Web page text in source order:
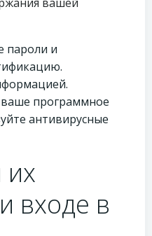
пароли и
ваше программное
антивирусные
входе в